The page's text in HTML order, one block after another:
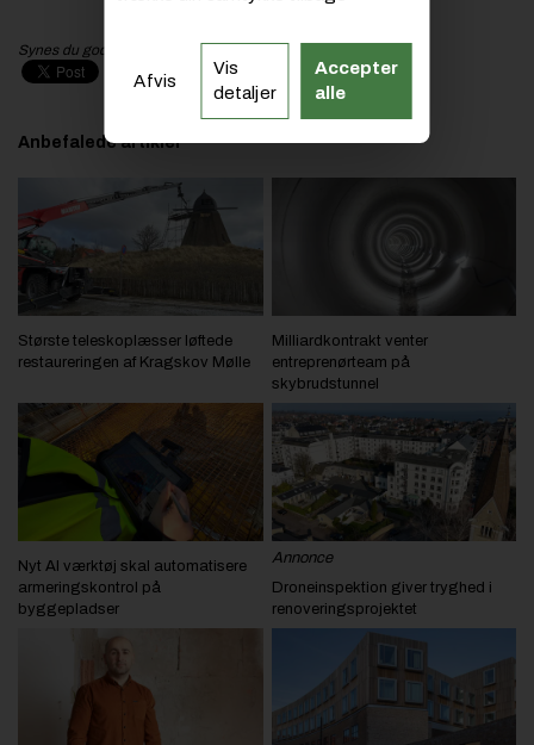
Synes du godt om artiklen? Del den med dit netværk!
Anbefalede artikler
Største teleskoplæsser løftede
restaureringen af Kragskov Mølle
Milliardkontrakt venter
entreprenørteam på
skybrudstunnel
Nyt AI værktøj skal automatisere
armeringskontrol på
byggepladser
Annonce
Droneinspektion giver tryghed i
renoveringsprojektet
Afvis
Vis
detaljer
Accepter
alle